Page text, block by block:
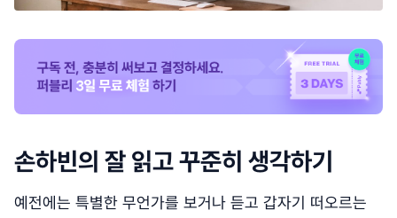
손하빈의 잘 읽고 꾸준히 생각하기
예전에는 특별한 무언가를 보거나 듣고 갑자기 떠오르는